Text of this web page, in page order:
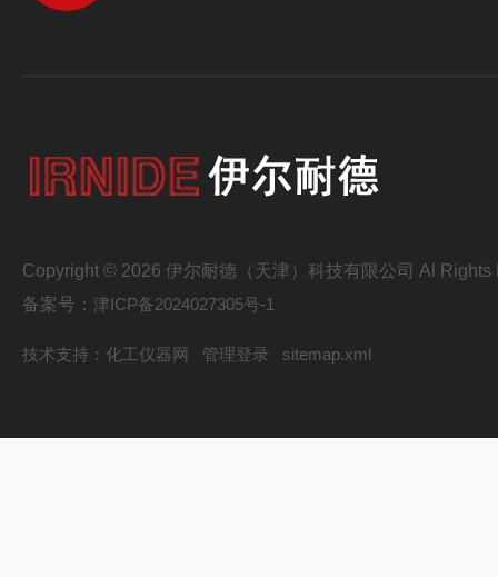
Copyright © 2026 伊尔耐德（天津）科技有限公司 Al Rights
备案号： 津ICP备2024027305号-1
技术支持： 化工仪器网 管理登录 sitemap.xml